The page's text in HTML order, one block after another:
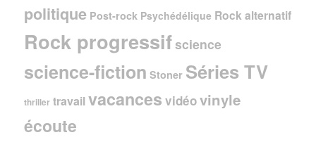
politique Post-rock Psychédélique Rock alternatif
Rock progressifscience
science-fiction Stoner Séries TV
thriller travail vacances vidéovinyle
écoute